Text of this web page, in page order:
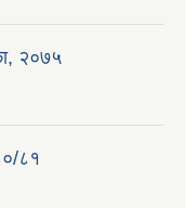
२०७५
८१